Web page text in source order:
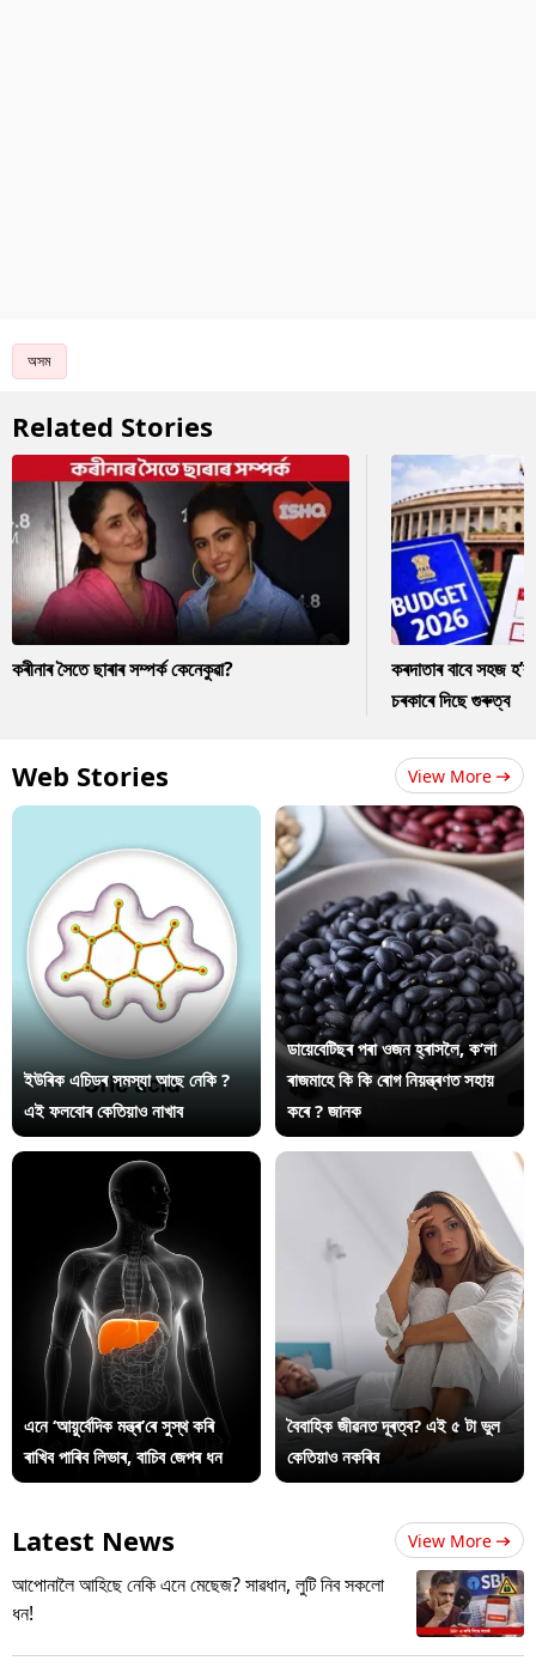
অসম
Related Stories
কৰীনাৰ সৈতে ছাৰাৰ সম্পৰ্ক কেনেকুৱা?
কৰদাতাৰ বাবে সহজ
চৰকাৰে দিছে গুৰুত্ব
Web Stories View More
ইউৰিক এচিডৰ সমস্যা আছে নেকি ?
এই ফলবোৰ কেতিয়াও নাখাব
ডায়েবেটিছৰ পৰা ওজন হ্ৰাসলৈ, ক’লা
ৰাজমাহে কি কি ৰোগ নিয়ন্ত্ৰণত সহায়
কৰে ? জানক
এনে ‘আয়ুৰ্বেদিক মন্ত্ৰ’ৰে সুস্থ কৰি
ৰাখিব পাৰিব লিভাৰ, বাচিব জেপৰ ধন
বৈবাহিক জীৱনত দূৰত্ব? এই ৫ টা ভুল
কেতিয়াও নকৰিব
Latest News View More
আপোনালৈ আহিছে নেকি এনে মেছেজ? সাৱধান, লুটি নিব সকলো
ধন!